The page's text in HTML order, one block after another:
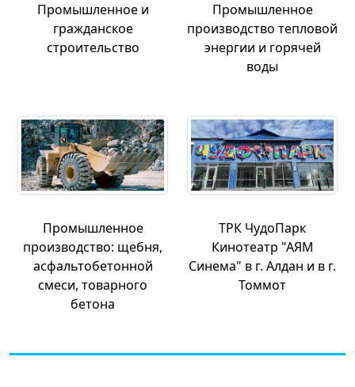
Промышленное и
гражданское
строительство
Промышленное
производство тепловой
энергии и горячей
воды
Промышленное
производство: щебня,
асфальтобетонной
смеси, товарного
бетона
ТРК ЧудоПарк
Кинотеатр "АЯМ
Синема" в г. Алдан и в г.
Томмот